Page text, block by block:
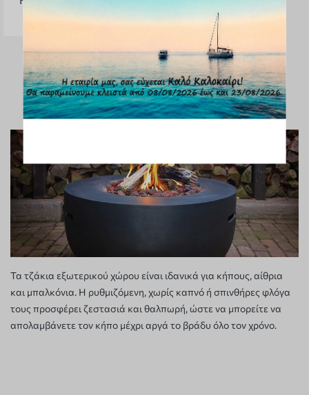
Groove
01. 02. 03. 04. 05.
Τα τζάκια εξωτερικού χώρου είναι ιδανικά για κήπους, αίθρια
και μπαλκόνια. Η ρυθμιζόμενη, χωρίς καπνό ή σπινθήρες φλόγα
τους προσφέρει ζεστασιά και θαλπωρή, ώστε να μπορείτε να
απολαμβάνετε τον κήπο μέχρι αργά το βράδυ όλο τον χρόνο.